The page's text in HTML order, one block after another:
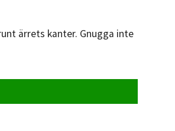
ärrets kanter. Gnugga inte